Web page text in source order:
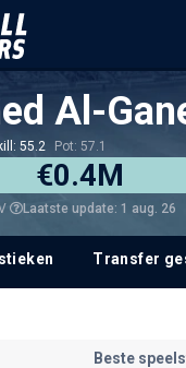
Al-
55.2 Pot: 57.1
€0.4M
Laatste update: 1 aug. 26
Transfer
Beste